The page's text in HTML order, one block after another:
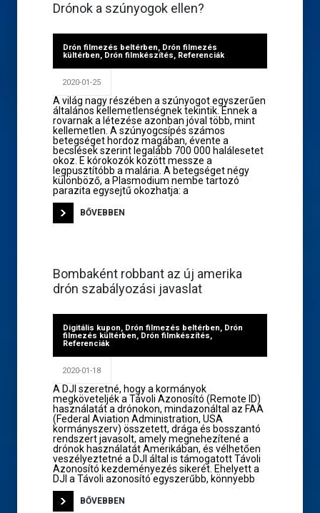
Drónok a szúnyogok ellen?
Drón filmezés beltérben, Drón filmezés
kültérben, Drón filmkészítés, Referenciák
2020-01-25
A világ nagy részében a szúnyogot egyszerűen
általános kellemetlenségnek tekintik. Ennek a
rovarnak a létezése azonban jóval több, mint
kellemetlen. A szúnyogcsípés számos
betegséget hordoz magában, évente a
becslések szerint legalább 700 000 halálesetet
okoz. E kórokozók között messze a
legpusztítóbb a malária. A betegséget négy
különböző, a Plasmodium nembe tartozó
parazita egysejtű okozhatja: a
BŐVEBBEN
Bombaként robbant az új amerika
drón szabályozási javaslat
Digitális kupon, Drón filmezés beltérben, Drón
filmezés kültérben, Drón filmkészítés,
Referenciák
2020-01-18
A DJI szeretné, hogy a kormányok
megköveteljék a Távoli Azonosító (Remote ID)
használatát a drónokon, mindazonáltal az FAA
(Federal Aviation Administration, USA
kormányszerv) összetett, drága és bosszantó
rendszert javasolt, amely megnehezítené a
drónok használatát Amerikában, és vélhetően
veszélyeztetné a DJI által is támogatott Távoli
Azonosító kezdeményezés sikerét. Ehelyett a
DJI a Távoli azonosító egyszerűbb, könnyebb
BŐVEBBEN